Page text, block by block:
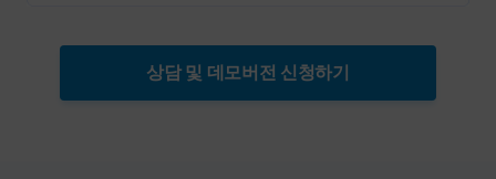
상담 및 데모버전 신청하기